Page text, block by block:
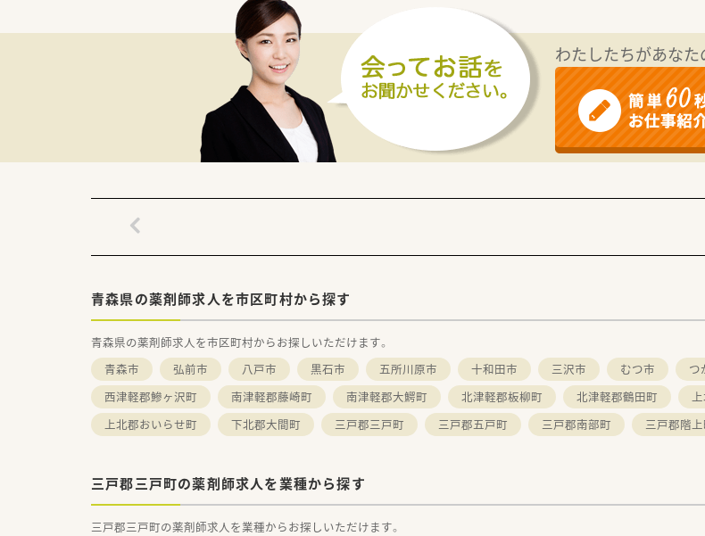
【勤務実態について】
■年間の休日は120日水準が確保されており、日曜日と祝日に加えてもう1日休
■残業時間は月平均で10時間未満と非常に少なく、本社の徹底した勤怠管理に
■有給休暇の平均消化日数は年間10日と高く、入社後3ヶ月で2日、半年後には
【職場環境と雰囲気】
■待合室や調剤室はスペースが余るほど広く設計されており、整理整頓が行き
■男性の常勤薬剤師2名と女性の事務スタッフ3名が在籍しており、落ち着いた
■休憩室には6畳間の広々とした畳の部屋が用意されており、勤務の合間にもし
わたしたちがあなた
青森県の薬剤師求人を市区町村から探す
青森県の薬剤師求人を市区町村からお探しいただけます。
青森市
弘前市 八戸市 黒石市 五所川原市 十和田市 三沢市 むつ市 つ
西津軽郡鰺ヶ沢町
南津軽郡藤崎町 南津軽郡大鰐町 北津軽郡板柳町 北津軽郡鶴田町
上北郡おいらせ町
下北郡大間町 三戸郡三戸町 三戸郡五戸町 三戸郡南部町 三戸郡階
三戸郡三戸町の薬剤師求人を業種から探す
三戸郡三戸町の薬剤師求人を業種からお探しいただけます。